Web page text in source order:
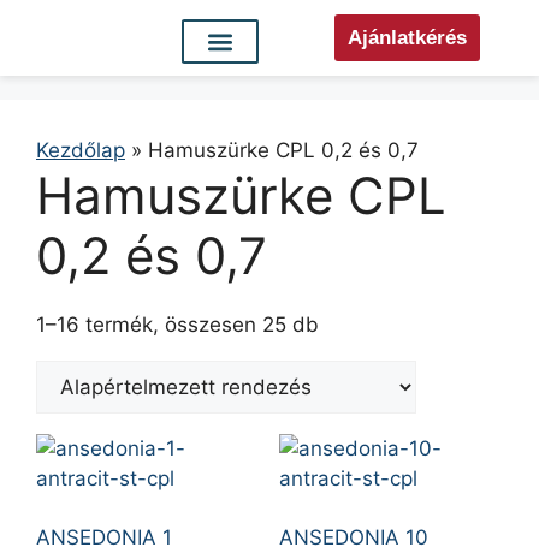
Ajánlatkérés
Kezdőlap » Hamuszürke CPL 0,2 és 0,7
Hamuszürke CPL
0,2 és 0,7
1–16 termék, összesen 25 db
ANSEDONIA 1 ANSEDONIA 10